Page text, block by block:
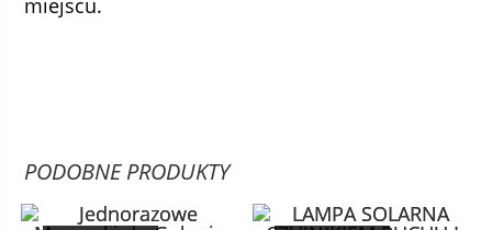
miejscu.
PODOBNE PRODUKTY